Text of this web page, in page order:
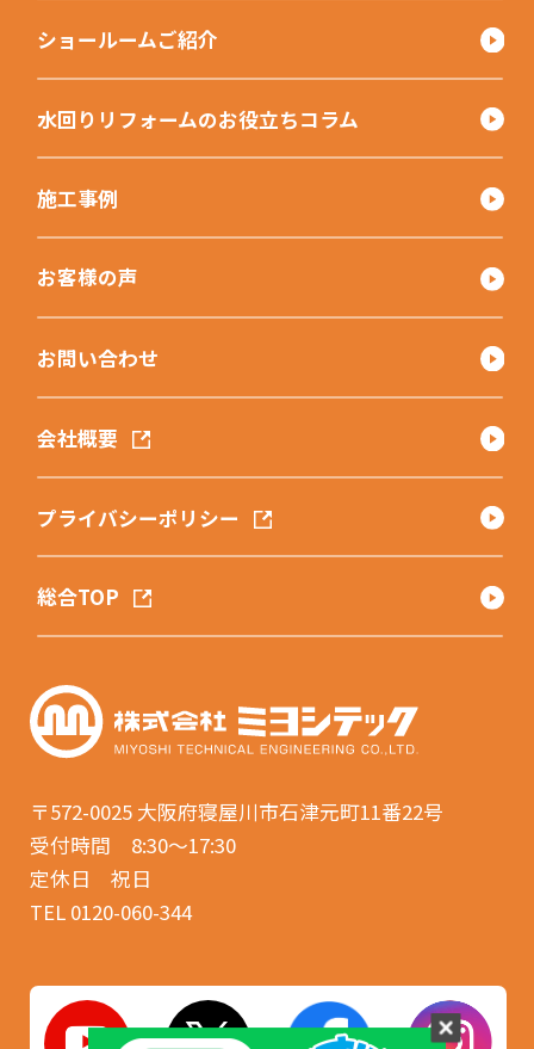
〒572-0025 大阪府寝屋川市石津元町11番22号
受付時間 8:30〜17:30
定休日 祝日
TEL 0120-060-344
ショールームご紹介
水回りリフォームのお役立ちコラム
施工事例
お客様の声
お問い合わせ
会社概要
プライバシーポリシー
総合TOP